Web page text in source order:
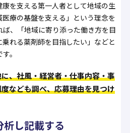
を支える第一人者として地域の生
療の基盤を支える」という理念を
、「地域に寄り添った働き方を目
れる薬剤師を目指したい」などと
。
、社風・経営者・仕事内容・事
なども調べ、応募理由を見つけ
析し記載する